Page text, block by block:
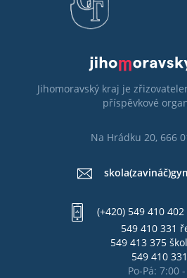
Jihomoravský kraj je
příspěvkové
Na Hrádku 20, 666
(+420) 549 410
549 410 331
549 413 375
549 410
Po-Pá: 7:00